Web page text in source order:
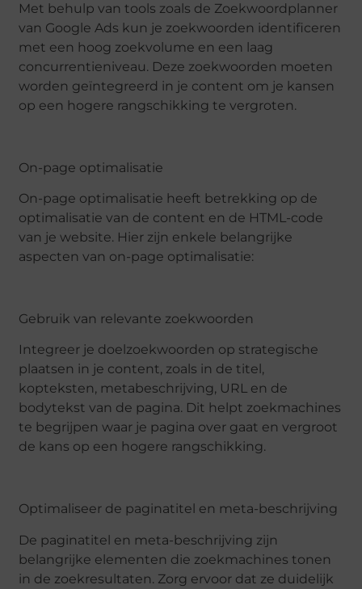
Met behulp van tools zoals de Zoekwoordplanner
van Google Ads kun je zoekwoorden identificeren
met een hoog zoekvolume en een laag
concurrentieniveau. Deze zoekwoorden moeten
worden geïntegreerd in je content om je kansen
op een hogere rangschikking te vergroten.
On-page optimalisatie
On-page optimalisatie heeft betrekking op de
optimalisatie van de content en de HTML-code
van je website. Hier zijn enkele belangrijke
aspecten van on-page optimalisatie:
Gebruik van relevante zoekwoorden
Integreer je doelzoekwoorden op strategische
plaatsen in je content, zoals in de titel,
kopteksten, metabeschrijving, URL en de
bodytekst van de pagina. Dit helpt zoekmachines
te begrijpen waar je pagina over gaat en vergroot
de kans op een hogere rangschikking.
Optimaliseer de paginatitel en meta-beschrijving
De paginatitel en meta-beschrijving zijn
belangrijke elementen die zoekmachines tonen
in de zoekresultaten. Zorg ervoor dat ze duidelijk